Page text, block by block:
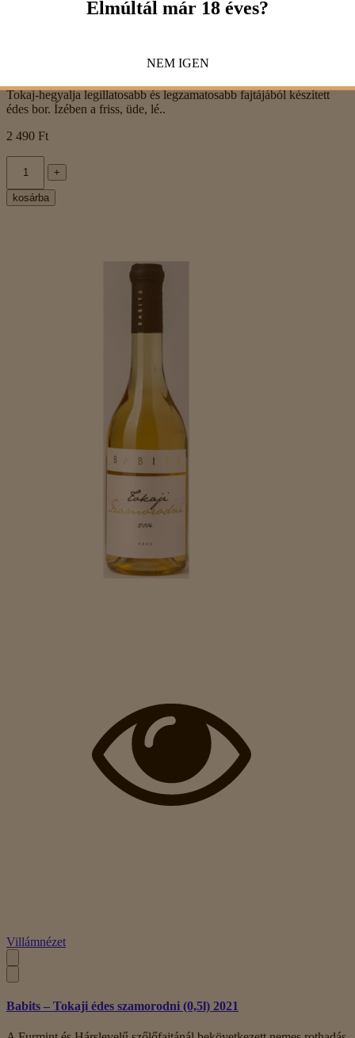
Babits – Sárgamuskotály 2025
Tokaj-hegyalja legillatosabb és legzamatosabb fajtájából készített
édes bor. Ízében a friss, üde, lé..
2 490 Ft
+
kosárba
Villámnézet
Babits – Tokaji édes szamorodni (0,5l) 2021
Elmúltál már 18 éves?
NEM IGEN